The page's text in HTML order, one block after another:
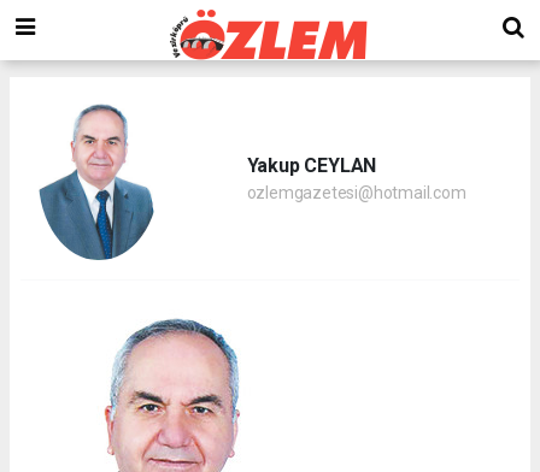
Yakup CEYLAN
ozlemgazetesi@hotmail.com